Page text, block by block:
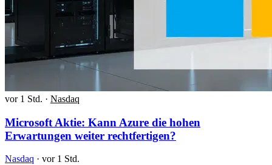
vor 1 Std. · Nasdaq
Microsoft Aktie: Kann Azure die hohen
Erwartungen weiter rechtfertigen?
Nasdaq · vor 1 Std.